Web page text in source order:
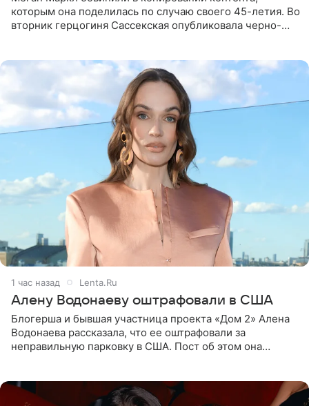
которым она поделилась по случаю своего 45-летия. Во
вторник герцогиня Сассекская опубликовала черно-
1 час назад Lenta.Ru
Алену Водонаеву оштрафовали в США
Блогерша и бывшая участница проекта «Дом 2» Алена
Водонаева рассказала, что ее оштрафовали за
неправильную парковку в США. Пост об этом она